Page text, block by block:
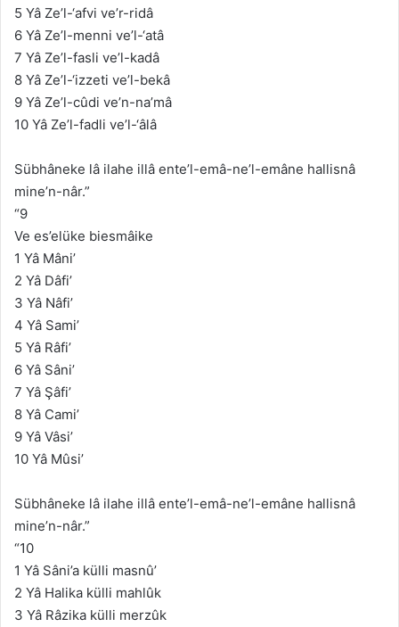
5 Yâ Ze’l-‘afvi ve’r-ridâ
6 Yâ Ze’l-menni ve’l-‘atâ
7 Yâ Ze’l-fasli ve’l-kadâ
8 Yâ Ze’l-‘izzeti ve’l-bekâ
9 Yâ Ze’l-cûdi ve’n-na’mâ
10 Yâ Ze’l-fadli ve’l-‘âlâ
Sübhâneke lâ ilahe illâ ente’l-emâ-ne’l-emâne hallisnâ
mine’n-nâr.”
“9
Ve es’elüke biesmâike
1 Yâ Mâni’
2 Yâ Dâfi’
3 Yâ Nâfi’
4 Yâ Sami’
5 Yâ Râfi’
6 Yâ Sâni’
7 Yâ Şâfi’
8 Yâ Cami’
9 Yâ Vâsi’
10 Yâ Mûsi’
Sübhâneke lâ ilahe illâ ente’l-emâ-ne’l-emâne hallisnâ
mine’n-nâr.”
“10
1 Yâ Sâni’a külli masnû’
2 Yâ Halika külli mahlûk
3 Yâ Râzika külli merzûk